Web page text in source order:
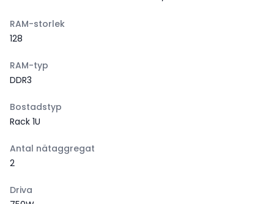
RAM-storlek
128
RAM-typ
DDR3
Bostadstyp
Rack 1U
Antal nätaggregat
2
Driva